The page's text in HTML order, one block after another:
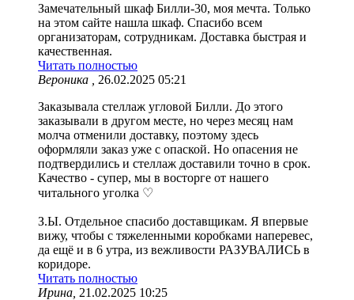
Замечательный шкаф Билли-30, моя мечта. Только
на этом сайте нашла шкаф. Спасибо всем
организаторам, сотрудникам. Доставка быстрая и
качественная.
Читать полностью
Вероника ,
26.02.2025 05:21
Заказывала стеллаж угловой Билли. До этого
заказывали в другом месте, но через месяц нам
молча отменили доставку, поэтому здесь
оформляли заказ уже с опаской. Но опасения не
подтвердились и стеллаж доставили точно в срок.
Качество - супер, мы в восторге от нашего
читального уголка ♡
З.Ы. Отдельное спасибо доставщикам. Я впервые
вижу, чтобы с тяжеленными коробками наперевес,
да ещё и в 6 утра, из вежливости РАЗУВАЛИСЬ в
коридоре.
Читать полностью
Ирина, 21.02.2025 10:25